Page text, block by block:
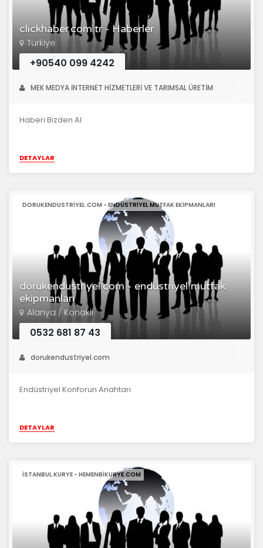
clickhaber.com.tr - Haberler
Türkiye
+90540 099 4242
MEK MEDYA İNTERNET HİZMETLERİ VE TARIMSAL ÜRETİM
Haberi Bizden Al
DETAYLAR
dorukendustriyel.com - endüstriyel mutfak
ekipmanları
DORUKENDUSTRIYEL.COM - ENDÜSTRIYEL MUTFAK EKIPMANLARI
Alanya / Konaklı
0532 681 87 43
dorukendustriyel.com
Endüstriyel Konforun Anahtarı
DETAYLAR
İSTANBUL KURYE - HEMENBIKURYE.COM